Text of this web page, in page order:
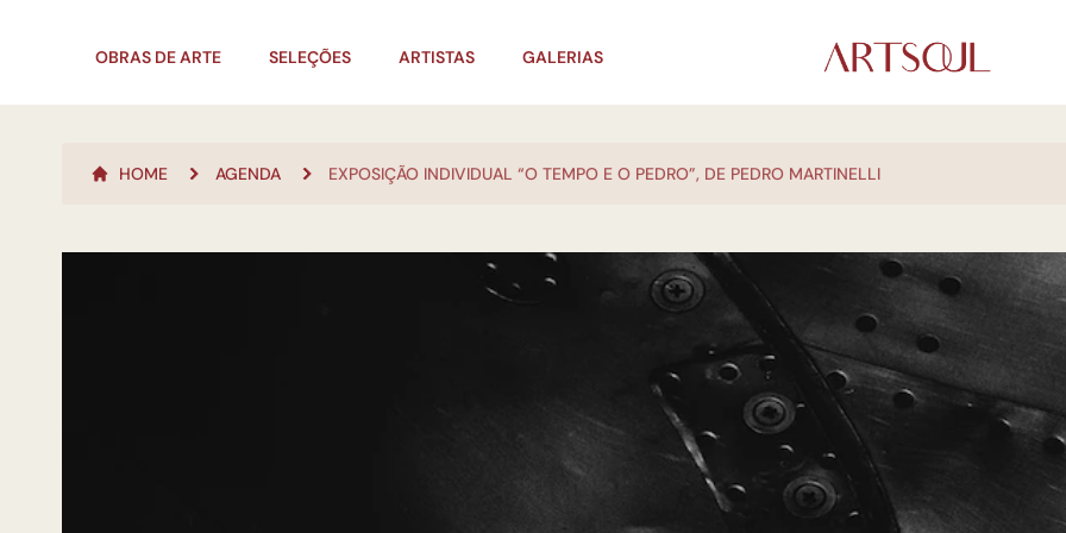
OBRAS DE ARTE SELEÇÕES ARTISTAS GALERIAS
HOME AGENDA EXPOSIÇÃO INDIVIDUAL “O TEMPO E O PEDRO”, DE PEDRO MARTINELLI